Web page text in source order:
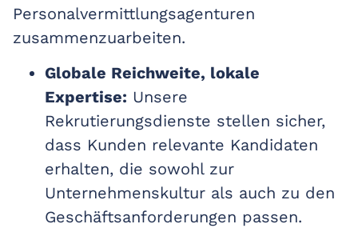
Personalvermittlungsagenturen
zusammenzuarbeiten.
Globale Reichweite, lokale
Expertise: Unsere
Rekrutierungsdienste stellen sicher,
dass Kunden relevante Kandidaten
erhalten, die sowohl zur
Unternehmenskultur als auch zu den
Geschäftsanforderungen passen.